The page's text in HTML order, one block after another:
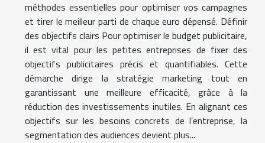
méthodes essentielles pour optimiser vos campagnes
et tirer le meilleur parti de chaque euro dépensé. Définir
des objectifs clairs Pour optimiser le budget publicitaire,
il est vital pour les petites entreprises de fixer des
objectifs publicitaires précis et quantifiables. Cette
démarche dirige la stratégie marketing tout en
garantissant une meilleure efficacité, grâce à la
réduction des investissements inutiles. En alignant ces
objectifs sur les besoins concrets de l’entreprise, la
segmentation des audiences devient plus...